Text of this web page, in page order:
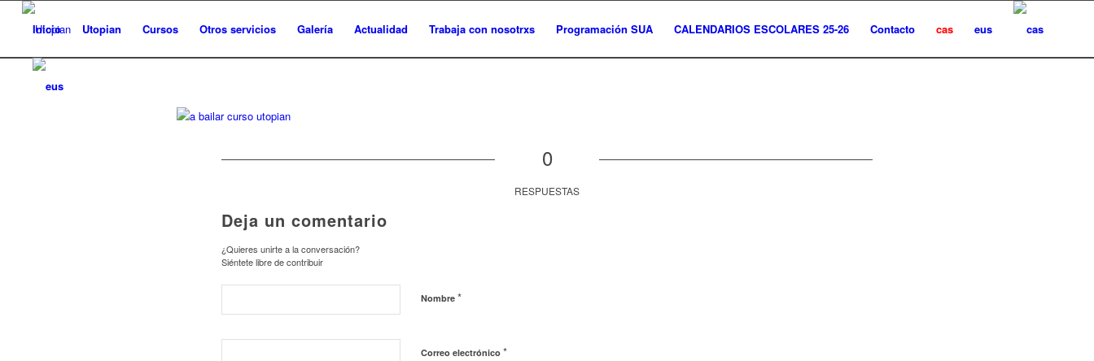
Inicio Utopian Cursos Otros servicios Galería Actualidad Trabaja con nosotrxs Programación SUA CALENDARIOS ESCOLARES 25-26 Contacto cas eus
0
RESPUESTAS
Deja un comentario
¿Quieres unirte a la conversación?
Siéntete libre de contribuir
Nombre *
Correo electrónico *